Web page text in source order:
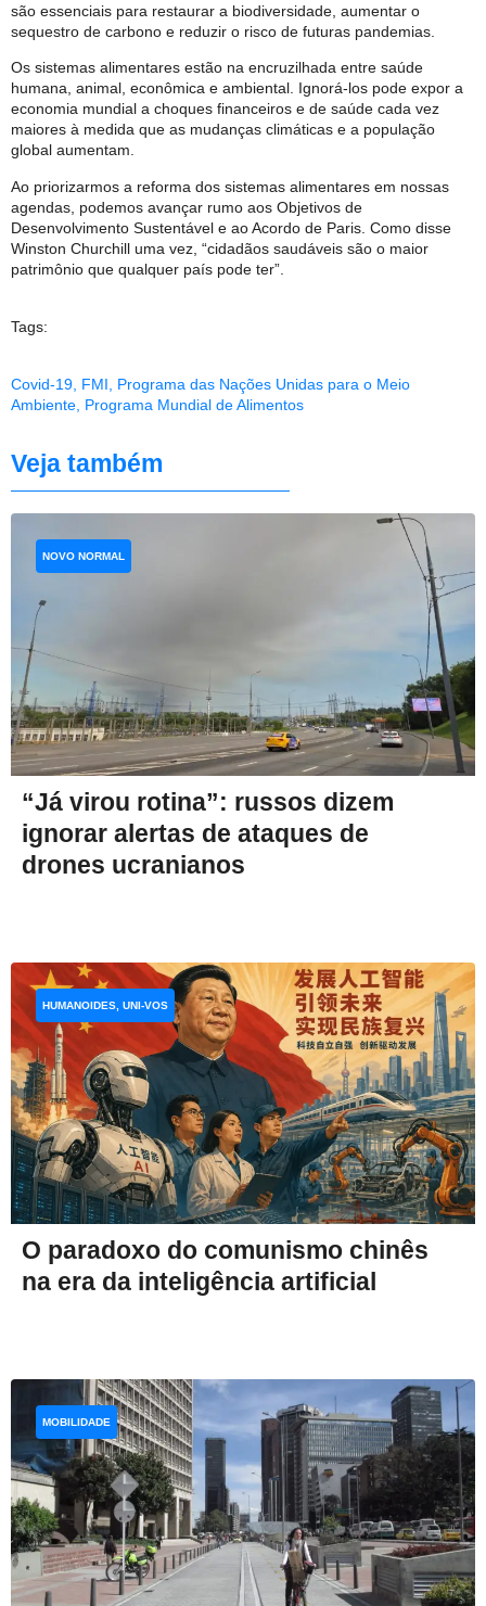
são essenciais para restaurar a biodiversidade, aumentar o
sequestro de carbono e reduzir o risco de futuras pandemias.
Os sistemas alimentares estão na encruzilhada entre saúde
humana, animal, econômica e ambiental. Ignorá-los pode expor a
economia mundial a choques financeiros e de saúde cada vez
maiores à medida que as mudanças climáticas e a população
global aumentam.
Ao priorizarmos a reforma dos sistemas alimentares em nossas
agendas, podemos avançar rumo aos Objetivos de
Desenvolvimento Sustentável e ao Acordo de Paris. Como disse
Winston Churchill uma vez, “cidadãos saudáveis ​​são o maior
patrimônio que qualquer país pode ter”.
Tags:
Covid-19, FMI, Programa das Nações Unidas para o Meio
Ambiente, Programa Mundial de Alimentos
Veja também
“Já virou rotina”: russos dizem
ignorar alertas de ataques de
drones ucranianos
NOVO NORMAL
O paradoxo do comunismo chinês
na era da inteligência artificial
HUMANOIDES, UNI-VOS
MOBILIDADE